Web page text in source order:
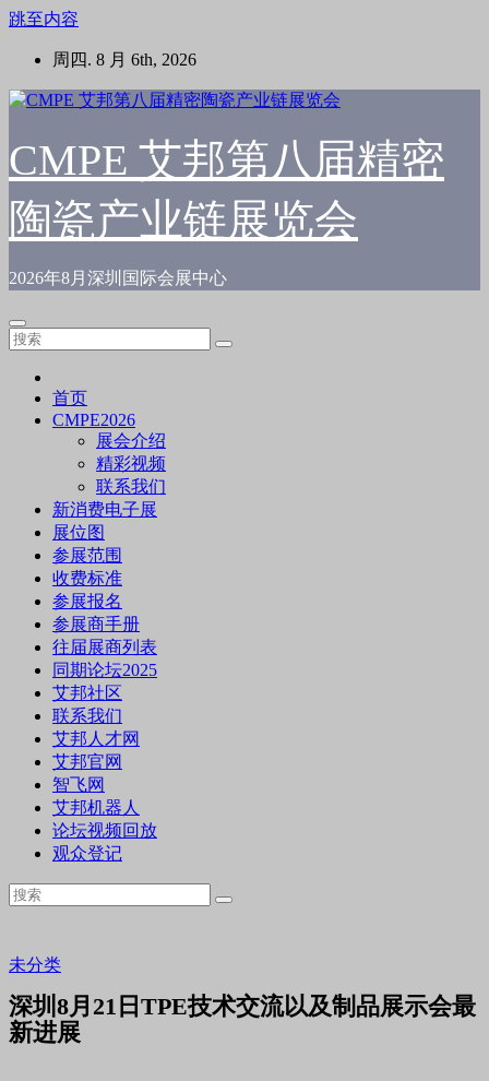
跳至内容
周四. 8 月 6th, 2026
CMPE 艾邦第八届精密
陶瓷产业链展览会
2026年8月深圳国际会展中心
首页
CMPE2026
展会介绍
精彩视频
联系我们
新消费电子展
展位图
参展范围
收费标准
参展报名
参展商手册
往届展商列表
同期论坛2025
艾邦社区
联系我们
艾邦人才网
艾邦官网
智飞网
艾邦机器人
论坛视频回放
观众登记
未分类
深圳8月21日TPE技术交流以及制品展示会最
新进展